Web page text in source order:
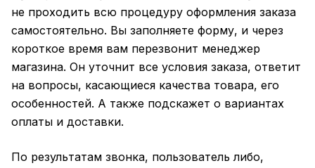
не проходить всю процедуру оформления заказа
самостоятельно. Вы заполняете форму, и через
короткое время вам перезвонит менеджер
магазина. Он уточнит все условия заказа, ответит
на вопросы, касающиеся качества товара, его
особенностей. А также подскажет о вариантах
оплаты и доставки.
По результатам звонка, пользователь либо,